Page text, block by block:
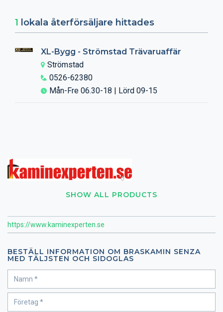
SHOW ALL PRODUCTS
https://www.kaminexperten.se
BESTÄLL INFORMATION OM BRASKAMIN SENZA
MED TÄLJSTEN OCH SIDOGLAS
1 lokala återförsäljare hittades
XL-Bygg - Strömstad Trävaruaffär
Strömstad
0526-62380
Mån-Fre 06.30-18 | Lörd 09-15